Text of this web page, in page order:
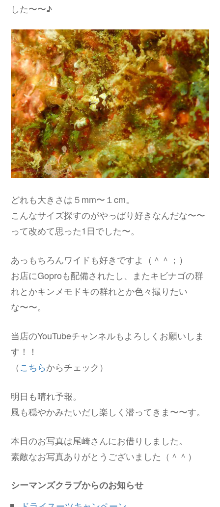
した〜〜♪
どれも大きさは５mm〜１cm。
こんなサイズ探すのがやっぱり好きなんだな〜〜
って改めて思った1日でした〜。
あっもちろんワイドも好きですよ（＾＾；）
お店にGoproも配備されたし、またキビナゴの群
れとかキンメモドキの群れとか色々撮りたい
な〜〜。
当店のYouTubeチャンネルもよろしくお願いしま
す！！
（こちらからチェック）
明日も晴れ予報。
風も穏やかみたいだし楽しく潜ってきま〜〜す。
本日のお写真は尾崎さんにお借りしました。
素敵なお写真ありがとうございました（＾＾）
シーマンズクラブからのお知らせ